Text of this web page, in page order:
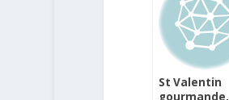
St Valentin
gourmande,